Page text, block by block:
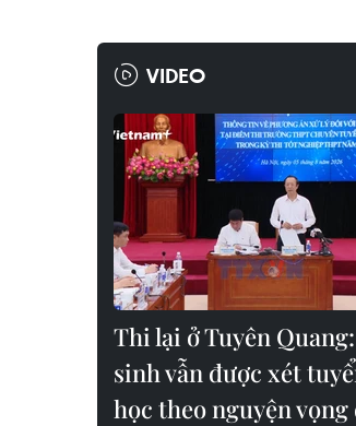
VIDEO
Thi lại ở Tuyên
sinh vẫn được xét
học theo nguyện vọng